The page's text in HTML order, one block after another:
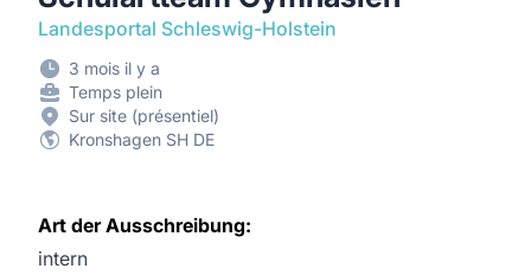
Landesportal Schleswig-Holstein
3 mois il y a
Temps plein
Sur site (présentiel)
Kronshagen SH DE
Art der Ausschreibung:
intern